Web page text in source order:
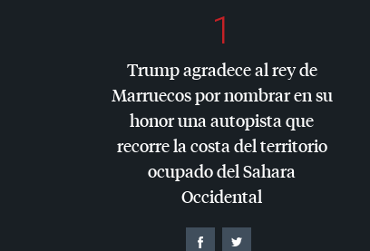
1
Trump agradece al rey de
Marruecos por nombrar en su
honor una autopista que
recorre la costa del territorio
ocupado del Sahara
Occidental